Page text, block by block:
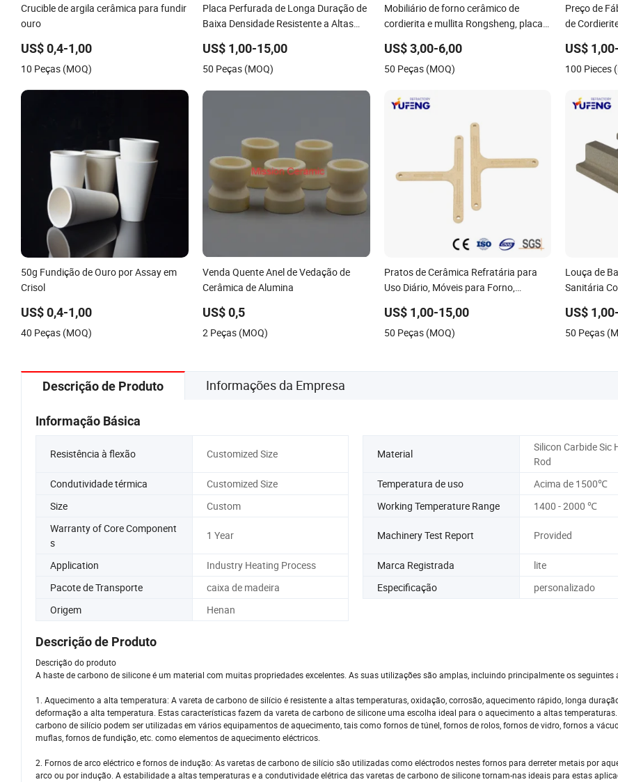
Crucible de argila cerâmica para fundir
ouro
US$ 0,4-1,00
10 Peças (MOQ)
Placa Perfurada de Longa Duração de
Baixa Densidade Resistente a Altas
Mobiliário de Forno
US$ 1,00-15,00
50 Peças (MOQ)
Mobiliário de forno cerâmico de
cordierita e mullita Rongsheng, placas
suportes refratários para prateleiras
de forno
US$ 3,00-6,00
50 Peças (MOQ)
Preço de
de
US$
100 Pieces
50g Fundição de Ouro por Assay em
Crisol
US$ 0,4-1,00
40 Peças (MOQ)
Venda Quente Anel de Vedação de
Cerâmica de Alumina
US$ 0,5
2 Peças (MOQ)
Pratos de Cerâmica Refratária para
Uso Diário, Móveis para Forno,
US$ 1,00-15,00
50 Peças (MOQ)
Louça de
Sanitária
US$
50 Peças
Descrição de Produto Informações da Empresa
Informação Básica
Resistência à flexão Customized Size Material
Silicon Carbide Sic
Rod
Condutividade térmica
Customized Size Temperatura de uso
Acima de 1500℃
Size
Custom Working Temperature Range
1400 - 2000 ℃
Warranty of Core Component
s
1 Year Machinery Test Report Provided
Application Industry Heating Process Marca Registrada
lite
Pacote de Transporte
caixa de madeira Especificação
personalizado
Origem
Henan
Descrição de Produto
Descrição do produto
A haste de carbono de silicone é um material com muitas propriedades excelentes. As suas utilizações são amplas, incluindo principalmente os seguintes
1. Aquecimento a alta temperatura: A vareta de carbono de silício é resistente a altas temperaturas, oxidação, corrosão, aquecimento rápido, longa
deformação a alta temperatura. Estas características fazem da vareta de carbono de silicone uma escolha ideal para o aquecimento a altas
carbono de silício podem ser utilizadas em vários equipamentos de aquecimento, tais como fornos de túnel, fornos de rolos, fornos de vidro, fornos a
muflas, fornos de fundição, etc. como elementos de aquecimento eléctricos.
2. Fornos de arco eléctrico e fornos de indução: As varetas de carbono de silício são utilizadas como eléctrodos nestes fornos para derreter metais por
arco ou por indução. A estabilidade a altas temperaturas e a condutividade elétrica das varetas de carbono de silicone tornam-nas ideais para estas